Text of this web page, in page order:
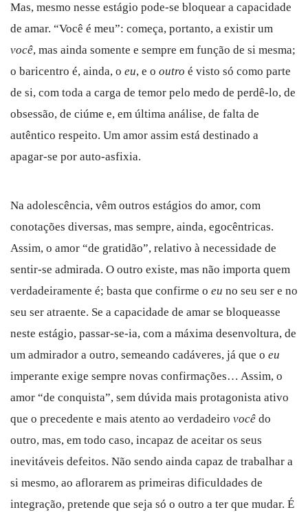
Mas, mesmo nesse estágio pode-se bloquear a capacidade
de amar. “Você é meu”: começa, portanto, a existir um
você, mas ainda somente e sempre em função de si mesma;
o baricentro é, ainda, o eu, e o outro é visto só como parte
de si, com toda a carga de temor pelo medo de perdê-lo, de
obsessão, de ciúme e, em última análise, de falta de
autêntico respeito. Um amor assim está destinado a
apagar-se por auto-asfixia.
Na adolescência, vêm outros estágios do amor, com
conotações diversas, mas sempre, ainda, egocêntricas.
Assim, o amor “de gratidão”, relativo à necessidade de
sentir-se admirada. O outro existe, mas não importa quem
verdadeiramente é; basta que confirme o eu no seu ser e no
seu ser atraente. Se a capacidade de amar se bloqueasse
neste estágio, passar-se-ia, com a máxima desenvoltura, de
um admirador a outro, semeando cadáveres, já que o eu
imperante exige sempre novas confirmações… Assim, o
amor “de conquista”, sem dúvida mais protagonista ativo
que o precedente e mais atento ao verdadeiro você do
outro, mas, em todo caso, incapaz de aceitar os seus
inevitáveis defeitos. Não sendo ainda capaz de trabalhar a
si mesmo, ao aflorarem as primeiras dificuldades de
integração, pretende que seja só o outro a ter que mudar. É